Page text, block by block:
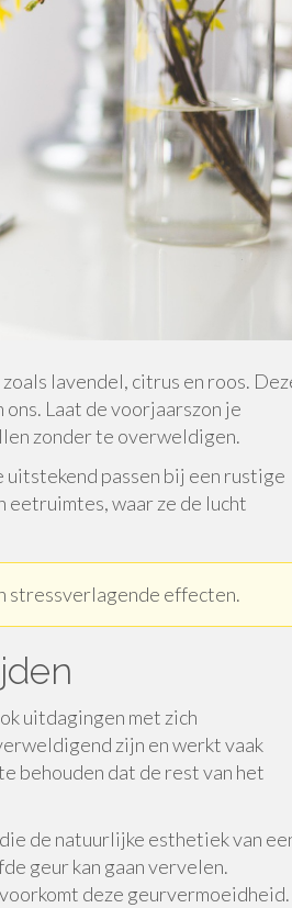
lavendel, citrus en roos.
Laat de voorjaarszon je
zonder te overweldigen.
passen bij een rustige
eetruimtes, waar ze de lucht
stressverlagende effecten.
uitdagingen met zich
zijn en werkt vaak
behouden dat de rest van het
de natuurlijke esthetiek van
geur kan gaan vervelen.
deze geurvermoeidheid.